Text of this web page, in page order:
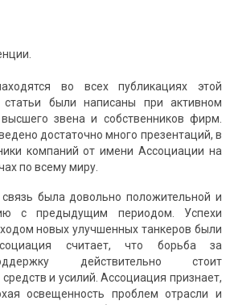
во всех публикациях этой
статьи были написаны при активном
звена и собственников фирм.
достаточно много презентаций, в
компаний от имени Ассоциации на
по всему миру.
была довольно положительной и
с предыдущим периодом. Успехи
новых улучшенных танкеров были
считает, что борьба за
действительно стоит
и усилий. Ассоциация признает,
освещенность проблем отрасли и